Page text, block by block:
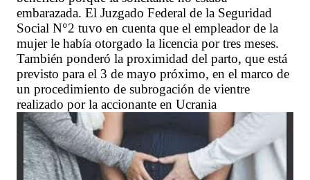
embarazada. El Juzgado Federal de la Seguridad
Social N°2 tuvo en cuenta que el empleador de la
mujer le había otorgado la licencia por tres meses.
También ponderó la proximidad del parto, que está
previsto para el 3 de mayo próximo, en el marco de
un procedimiento de subrogación de vientre
realizado por la accionante en Ucrania